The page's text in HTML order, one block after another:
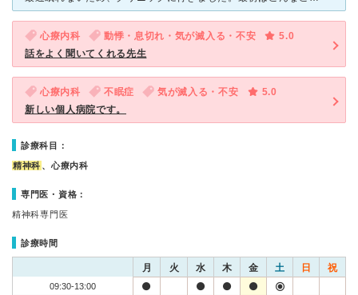
心療内科 動悸・息切れ・気が滅入る・不安
5.0
話をよく聞いてくれる先生
心療内科 不眠症 気が滅入る・不安
5.0
新しい個人病院です。
診療科目：
精神科 、心療内科
専門医・資格：
精神科専門医
診療時間
月 火 水 木 金 土 日 祝
09:30-13:00